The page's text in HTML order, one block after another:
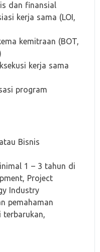
dan finansial
kerja sama (LOI,
kemitraan (BOT,
kerja sama
program
Bisnis
1 – 3 tahun di
Project
Industry
pemahaman
terbarukan,